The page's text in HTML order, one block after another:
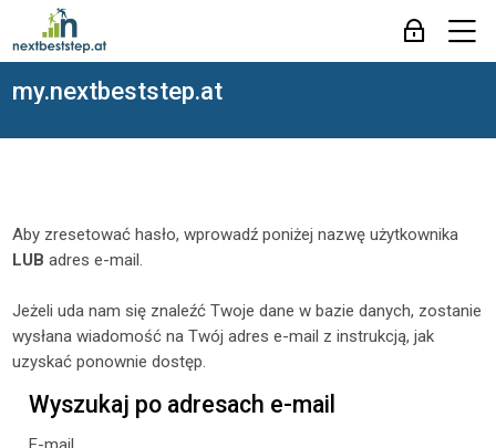
Skip to navigation
Skip to login form
Przejdź do głównej zawartości
Skip to accessibility options
Skip to footer
Skip accessibility options
Zaloguj się
my.nextbeststep.at
Aby zresetować hasło, wprowadź poniżejnazwę użytkownika
LUB adres e-mail
Jeżeli uda nam się znaleźć Twoje dane w bazie danych, zostanie
wysłana wiadomość na Twój adres e-mail z instrukcją, jak
uzyskać ponownie dostęp.
Wyszukaj po adresach e-mail
Wyszukaj po adresach e-mail